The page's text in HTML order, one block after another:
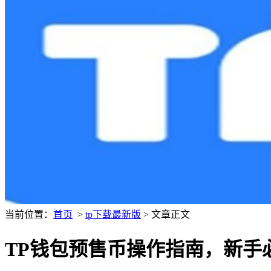
当前位置： 首页 > tp下载最新版 > 文章正文
TP钱包预售币操作指南，新手